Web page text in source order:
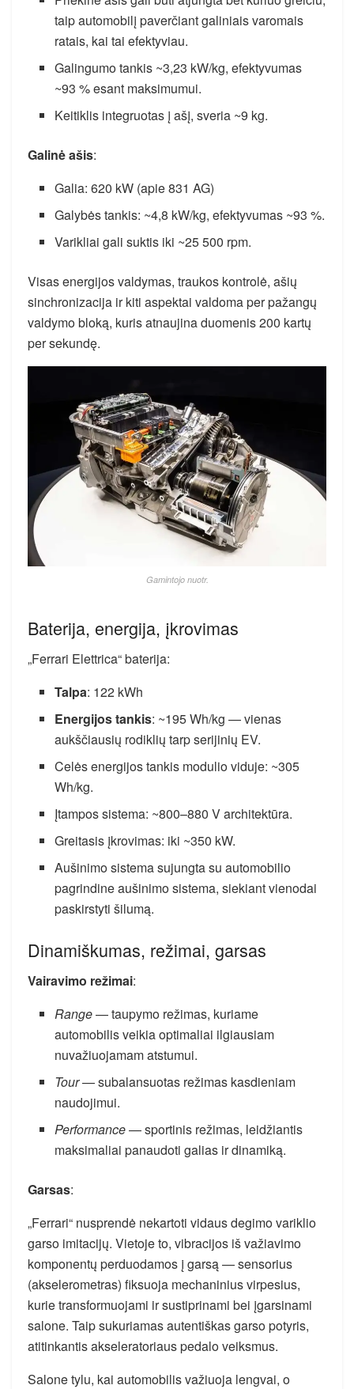
taip automobilį paverčiant galiniais varomais
ratais, kai tai efektyviau.
Galingumo tankis ~3,23 kW/kg, efektyvumas
~93 % esant maksimumui.
Keitiklis integruotas į ašį, sveria ~9 kg.
Galinė ašis:
Galia: 620 kW (apie 831 AG)
Galybės tankis: ~4,8 kW/kg, efektyvumas ~93 %.
Varikliai gali suktis iki ~25 500 rpm.
Visas energijos valdymas, traukos kontrolė, ašių
sinchronizacija ir kiti aspektai valdoma per pažangų
valdymo bloką, kuris atnaujina duomenis 200 kartų
per sekundę.
Gamintojo nuotr.
Baterija, energija, įkrovimas
„Ferrari Elettrica“ baterija:
Talpa: 122 kWh
Energijos tankis: ~195 Wh/kg — vienas
aukščiausių rodiklių tarp serijinių EV.
Celės energijos tankis modulio viduje: ~305
Wh/kg.
Įtampos sistema: ~800–880 V architektūra.
Greitasis įkrovimas: iki ~350 kW.
Aušinimo sistema sujungta su automobilio
pagrindine aušinimo sistema, siekiant vienodai
paskirstyti šilumą.
Dinamiškumas, režimai, garsas
Vairavimo režimai:
Range— taupymo režimas, kuriame
automobilis veikia optimaliai ilgiausiam
nuvažiuojamam atstumui.
Tour— subalansuotas režimas kasdieniam
naudojimui.
Performance— sportinis režimas, leidžiantis
maksimaliai panaudoti galias ir dinamiką.
Garsas:
„Ferrari“ nusprendė nekartoti vidaus degimo variklio
garso imitacijų. Vietoje to, vibracijos iš važiavimo
komponentų perduodamos į garsą — sensorius
(akselerometras) fiksuoja mechaninius virpesius,
kurie transformuojami ir sustiprinami bei įgarsinami
salone. Taip sukuriamas autentiškas garso potyris,
atitinkantis akseleratoriaus pedalo veiksmus.
Salone tylu, kai automobilis važiuoja lengvai, o